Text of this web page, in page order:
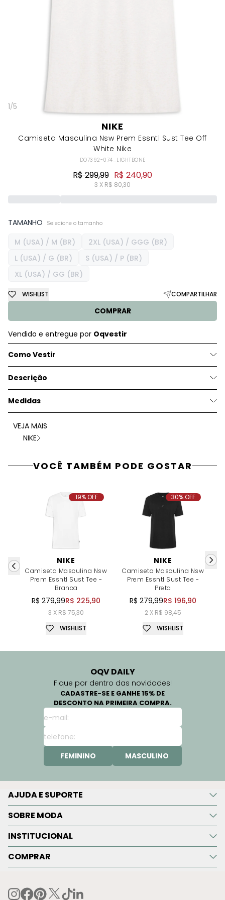
1/5
NIKE
Camiseta Masculina Nsw Prem Essntl Sust Tee Off
White Nike
DO7392-074_LIGHTBONE
R$ 299,99 R$ 240,90
3 X R$ 80,30
TAMANHO Selecione o tamanho
M (USA) / M (BR)
2XL (USA) / GGG (BR)
L (USA) / G (BR)
S (USA) / P (BR)
XL (USA) / GG (BR)
COMPRAR
WISHLIST COMPARTILHAR
Vendido e entregue por Oqvestir
Como Vestir
Descrição
Medidas
VEJA MAIS
NIKE
VOCÊ TAMBÉM PODE GOSTAR
NIKE
Camiseta Masculina Nsw
Prem Essntl Sust Tee -
Branca
R$ 279,99R$ 225,90
3 X R$ 75,30
19% OFF
WISHLIST
NIKE
Camiseta Masculina Nsw
Prem Essntl Sust Tee -
Preta
R$ 279,99R$ 196,90
2 X R$ 98,45
30% OFF
WISHLIST
OQV DAILY
Fique por dentro das novidades!
CADASTRE-SE E GANHE 15% DE
DESCONTO NA PRIMEIRA COMPRA.
FEMININO MASCULINO
AJUDA E SUPORTE
SOBRE MODA
INSTITUCIONAL
COMPRAR